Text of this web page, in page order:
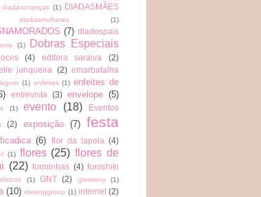
diadascrianças (1) DIADASMÃES
diadasmulheres (1)
(7) diadospais
(1)
Dobras Especiais
(4) editora saraiva
(2)
junqueira
(2) emarbatalha
(1) enfeites (1) enfeites de
entrevista (3) envelope (5)
(1) evento (18)
Eventos
(2) exposição (7)
festa
ficadica (6) flor da lapela (4)
(1) flores (25) flores de
(22) forminhas (4) furoshiki
(1) GNT (2) greenery (1)
(10) idesinggroup (1) internet (2)